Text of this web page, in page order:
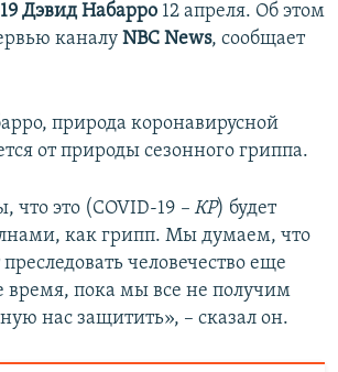
Дэвид Набарро 12 апреля. Об этом
каналу NBC News, сообщает
природа коронавирусной
от природы сезонного гриппа.
что это (COVID-19 – КР) будет
как грипп. Мы думаем, что
преследовать человечество еще
время, пока мы все не получим
нас защитить», – сказал он.